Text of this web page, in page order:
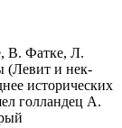
В. Фатке, Л.
(Левит и нек-
исторических
голландец А.